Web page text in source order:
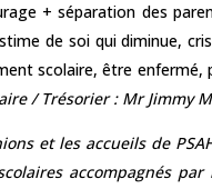
+séparation des
de soi qui diminue,
scolaire, être enfermé,
/ Trésorier : MrJimmy
et les accueils de
accompagnés